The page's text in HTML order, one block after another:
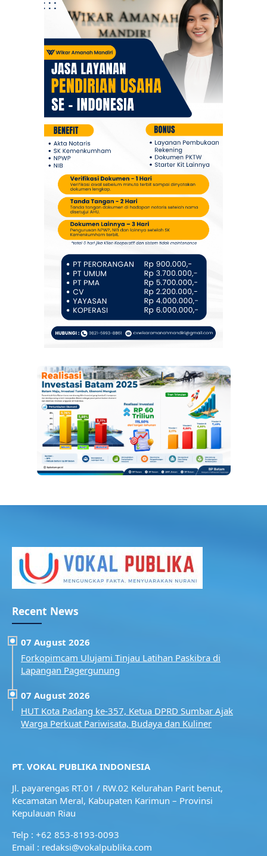
Recent News
07 August 2026
Forkopimcam Ulujami Tinjau Latihan Paskibra di
Lapangan Pagergunung
07 August 2026
HUT Kota Padang ke-357, Ketua DPRD Sumbar Ajak
Warga Perkuat Pariwisata, Budaya dan Kuliner
PT. VOKAL PUBLIKA INDONESIA
Jl. payarengas RT.01 / RW.02 Kelurahan Parit benut,
Kecamatan Meral, Kabupaten Karimun – Provinsi
Kepulauan Riau
Telp : +62 853-8193-0093
Email : redaksi@vokalpublika.com